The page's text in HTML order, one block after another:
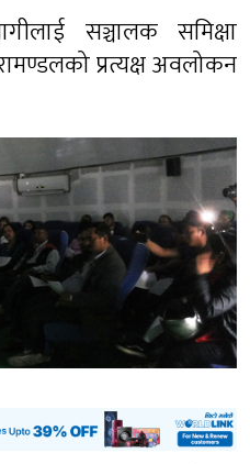
सञ्चालक समिक्षा
प्रत्यक्ष अवलोकन